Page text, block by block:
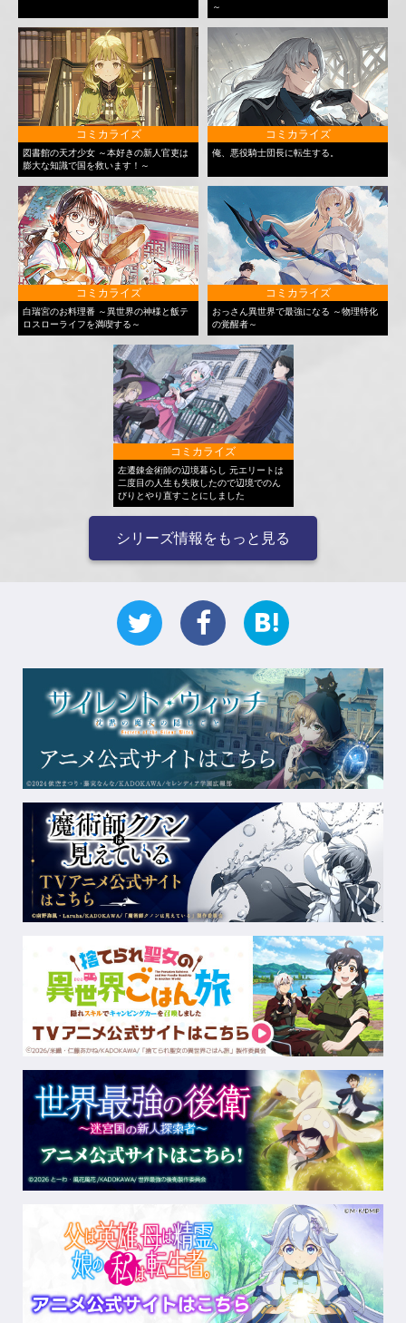
～
コミカライズ
図書館の天才少女 ～本好きの新人官吏は
膨大な知識で国を救います！～
コミカライズ
俺、悪役騎士団長に転生する。
コミカライズ
白瑞宮のお料理番 ～異世界の神様と飯テ
ロスローライフを満喫する～
コミカライズ
おっさん異世界で最強になる ～物理特化
の覚醒者～
コミカライズ
左遷錬金術師の辺境暮らし 元エリートは
二度目の人生も失敗したので辺境でのん
びりとやり直すことにしました
シリーズ情報をもっと見る